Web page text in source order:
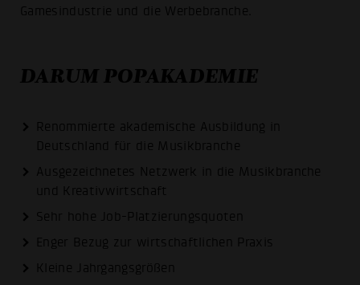
Gamesindustrie und die Werbebranche.
DARUM POPAKADEMIE
Renommierte akademische Ausbildung in
Deutschland für die Musikbranche
Ausgezeichnetes Netzwerk in die Musikbranche
und Kreativwirtschaft
Sehr hohe Job-Platzierungsquoten
Enger Bezug zur wirtschaftlichen Praxis
Kleine Jahrgangsgrößen